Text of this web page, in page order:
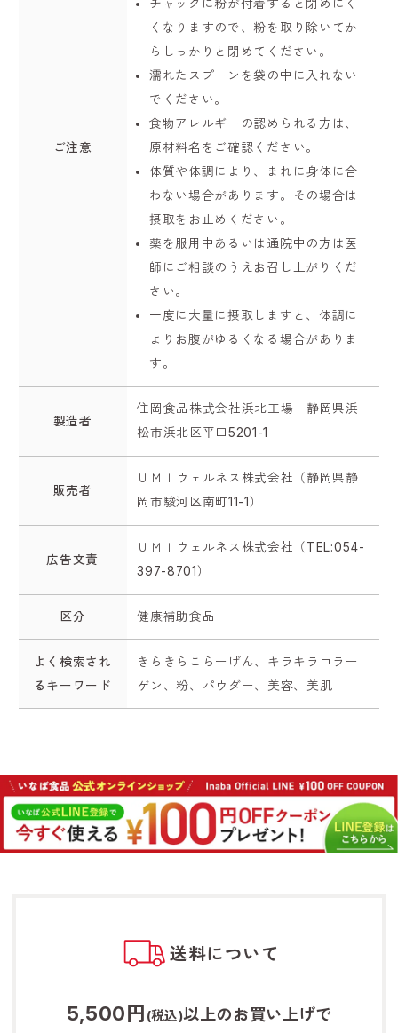
ご注意
チャックに粉が付着すると閉めにく
くなりますので、粉を取り除いてか
らしっかりと閉めてください。
濡れたスプーンを袋の中に入れない
でください。
食物アレルギーの認められる方は、
原材料名をご確認ください。
体質や体調により、まれに身体に合
わない場合があります。その場合は
摂取をお止めください。
薬を服用中あるいは通院中の方は医
師にご相談のうえお召し上がりくだ
さい。
一度に大量に摂取しますと、体調に
よりお腹がゆるくなる場合がありま
す。
製造者
住岡食品株式会社浜北工場 静岡県浜
松市浜北区平口5201-1
販売者
ＵＭＩウェルネス株式会社（静岡県静
岡市駿河区南町11-1）
広告文責
ＵＭＩウェルネス株式会社（TEL:054-
397-8701）
区分 健康補助食品
よく検索され
るキーワード
きらきらこらーげん、キラキラコラー
ゲン、粉、パウダー、美容、美肌
送料について
5,500円 (税込)以上のお買い上げで